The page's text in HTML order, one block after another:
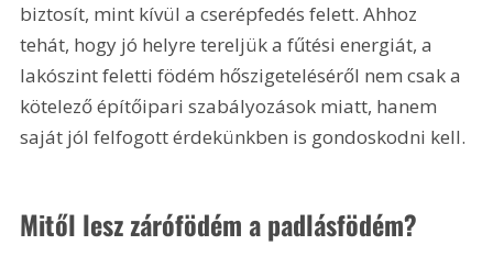
biztosít, mint kívül a cserépfedés felett. Ahhoz
tehát, hogy jó helyre tereljük a fűtési energiát, a
lakószint feletti födém hőszigeteléséről nem csak a
kötelező építőipari szabályozások miatt, hanem
saját jól felfogott érdekünkben is gondoskodni kell.
Mitől lesz zárófödém a padlásfödém?